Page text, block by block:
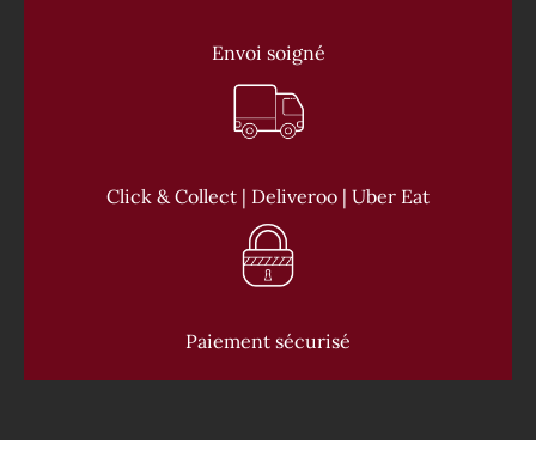
Envoi soigné
Click & Collect | Deliveroo | Uber Eat
Paiement sécurisé